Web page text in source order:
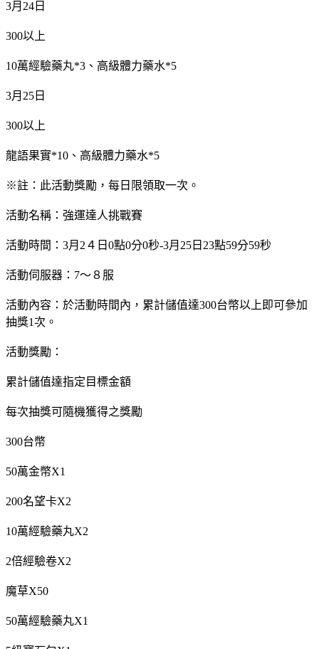
3月24日
300以上
10萬經驗藥丸*3、高級體力藥水*5
3月25日
300以上
龍語果實*10、高級體力藥水*5
※註：此活動獎勵，每日限領取一次。
活動名稱：強運達人挑戰賽
活動時間：3月2４日0點0分0秒-3月25日23點59分59秒
活動伺服器：7～８服
活動內容：於活動時間內，累計儲值達300台幣以上即可參加
抽獎1次。
活動獎勵：
累計儲值達指定目標金額
每次抽獎可隨機獲得之獎勵
300台幣
50萬金幣X1
200名望卡X2
10萬經驗藥丸X2
2倍經驗卷X2
魔草X50
50萬經驗藥丸X1